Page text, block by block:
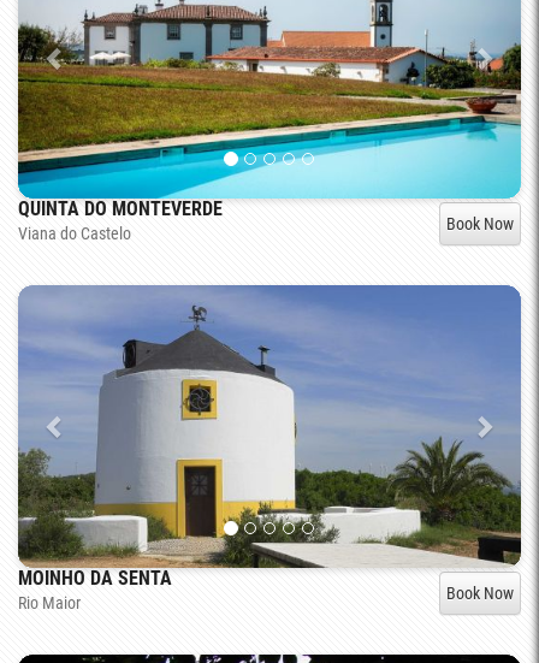
QUINTA DO MONTEVERDE
Viana do Castelo Book Now
MOINHO DA SENTA
Rio Maior Book Now